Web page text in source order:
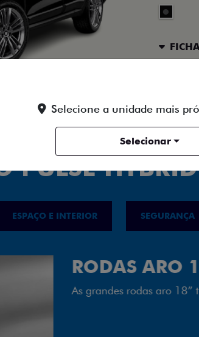
PULSE HYBRID
ESPAÇO E INTERIOR SEGURANÇA
Selecione a unidade mais
Selecionar